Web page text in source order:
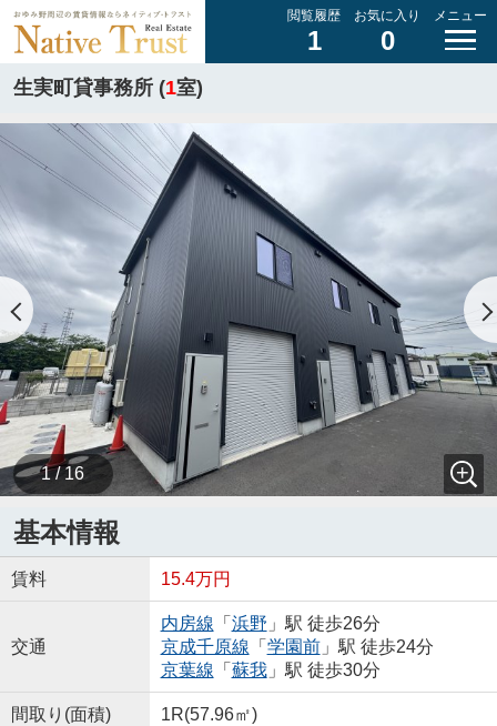
閲覧履歴
1
お気に入り
0
メニュー
生実町貸事務所 (1室)
1 / 16
基本情報
賃料 15.4万円
交通
内房線 「 浜野 」駅 徒歩26分
京成千原線 「 学園前」駅 徒歩24分
京葉線 「 蘇我」駅 徒歩30分
間取り(面積) 1R(57.96㎡)